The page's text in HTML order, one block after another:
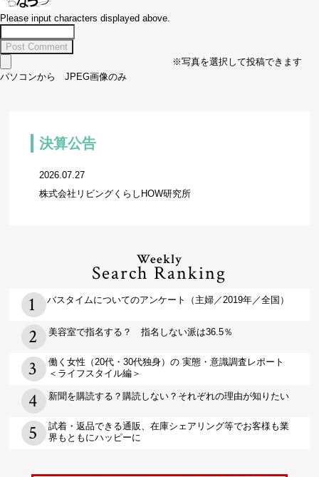
Please input characters displayed above.
※写真を選択して投稿できます
パソコンから JPEG画像のみ
決算公告
2026.07.27
株式会社リビングくらしHOW研究所
Weekly
Search Ranking
バスタイムについてのアンケート（主婦／2019年／全国）
美容室で指名する？ 指名しない派は36.5％
働く女性（20代・30代独身）の 実態・意識調査レポート
＜ライフスタイル編＞
新聞を購読する？購読しない？それぞれの理由が知りたい
試着・返品できる通販、在庫シェアリング等でお客様も業
界もともにハッピーに